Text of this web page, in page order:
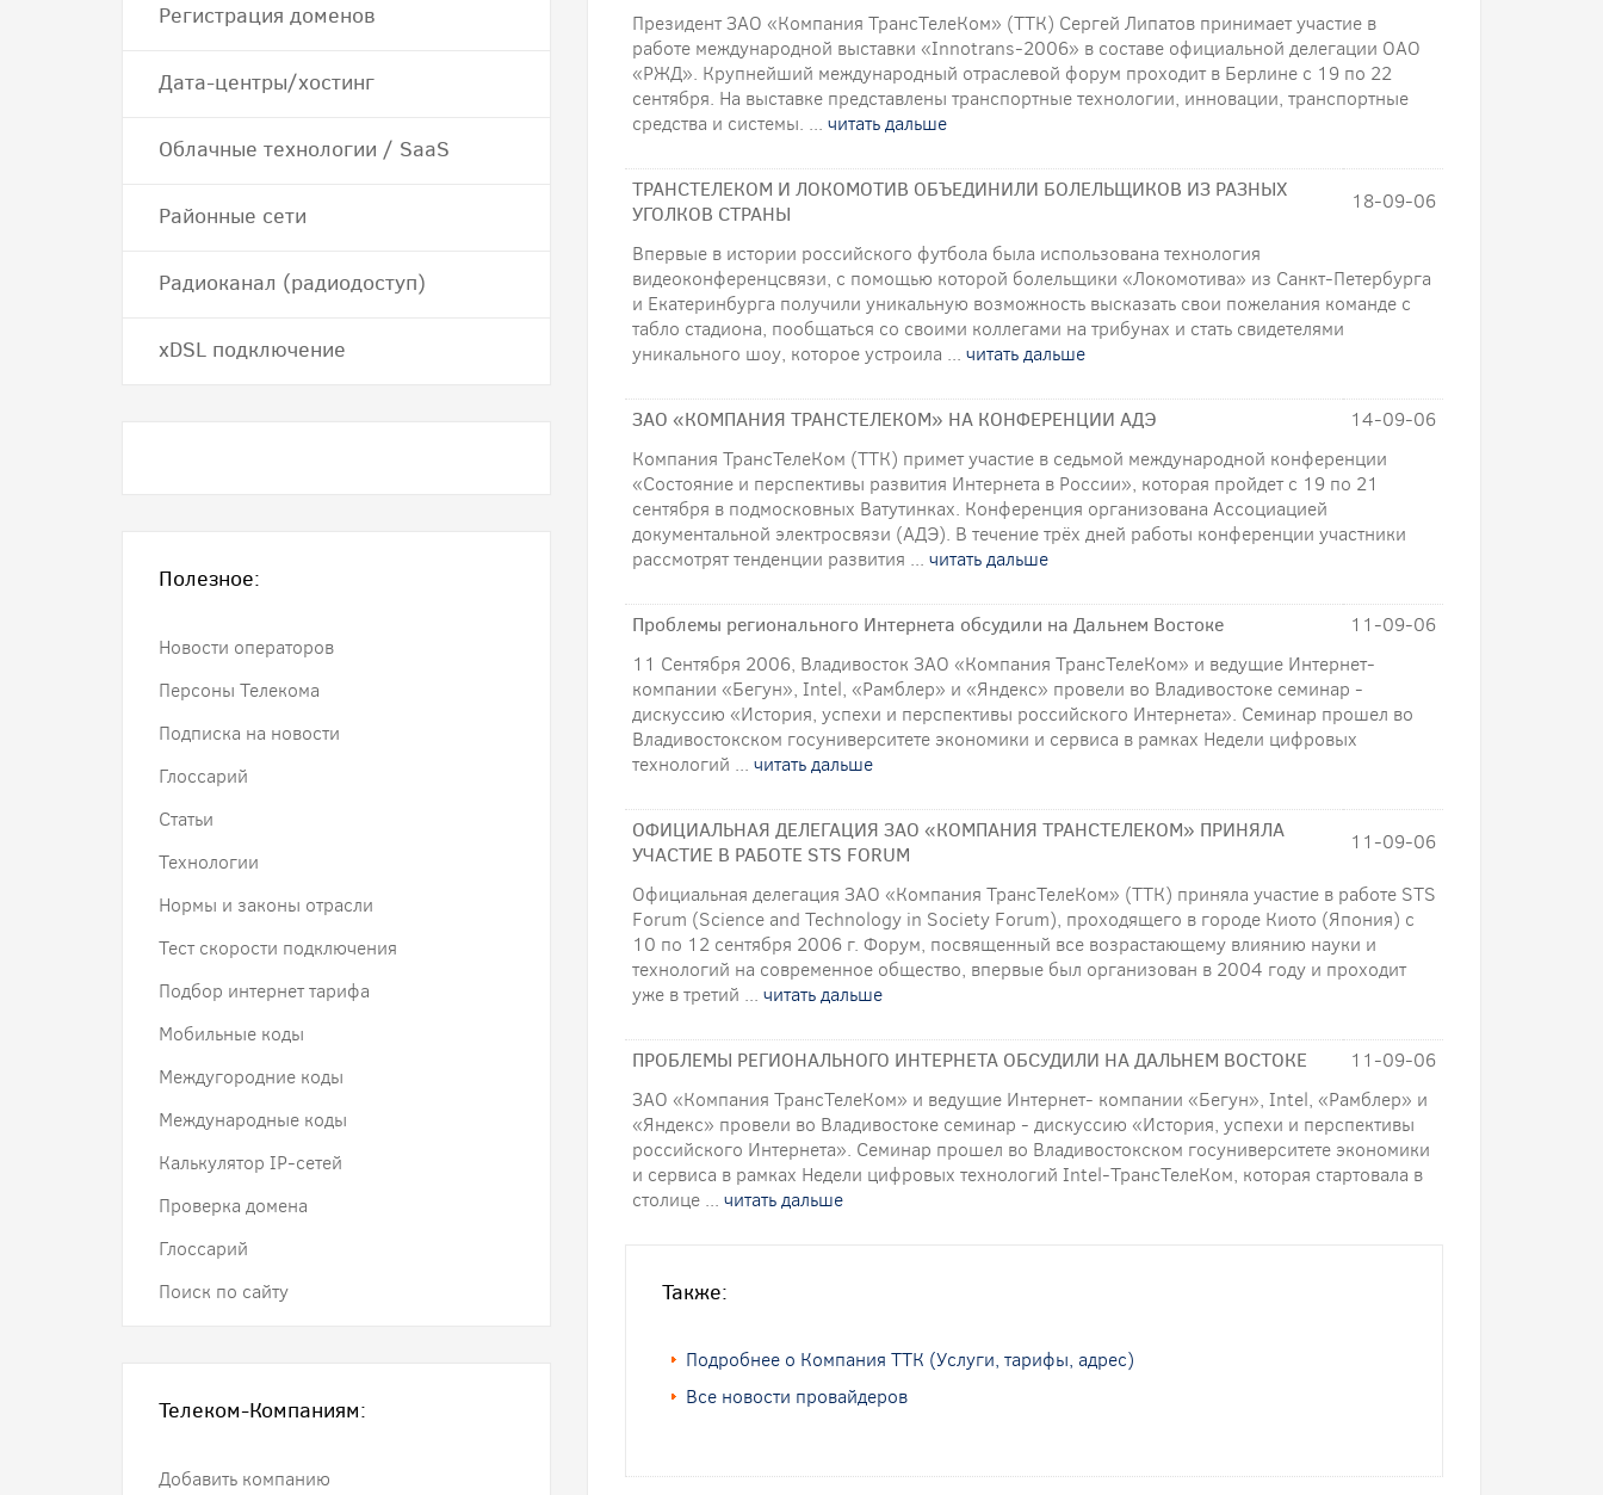
Президент ЗАО «Компания ТрансТелеКом» (ТТК) Сергей Липатов принимает участие в
работе международной выставки «Innotrans-2006» в составе официальной делегации ОАО
«РЖД». Крупнейший международный отраслевой форум проходит в Берлине с 19 по 22
сентября. На выставке представлены транспортные технологии, инновации, транспортные
средства и системы. ... читать дальше
ТРАНСТЕЛЕКОМ И ЛОКОМОТИВ ОБЪЕДИНИЛИ БОЛЕЛЬЩИКОВ ИЗ РАЗНЫХ
УГОЛКОВ СТРАНЫ
18-09-06
Впервые в истории российского футбола была использована технология
видеоконференцсвязи, с помощью которой болельщики «Локомотива» из Санкт-Петербурга
и Екатеринбурга получили уникальную возможность высказать свои пожелания команде с
табло стадиона, пообщаться со своими коллегами на трибунах и стать свидетелями
уникального шоу, которое устроила ... читать дальше
ЗАО «КОМПАНИЯ ТРАНСТЕЛЕКОМ» НА КОНФЕРЕНЦИИ АДЭ
14-09-06
Компания ТрансТелеКом (ТТК) примет участие в седьмой международной конференции
«Состояние и перспективы развития Интернета в России», которая пройдет с 19 по 21
сентября в подмосковных Ватутинках. Конференция организована Ассоциацией
документальной электросвязи (АДЭ). В течение трёх дней работы конференции участники
рассмотрят тенденции развития ... читать дальше
Проблемы регионального Интернета обсудили на Дальнем Востоке
11-09-06
11 Сентября 2006, Владивосток ЗАО «Компания ТрансТелеКом» и ведущие Интернет-
компании «Бегун», Intel, «Рамблер» и «Яндекс» провели во Владивостоке семинар -
дискуссию «История, успехи и перспективы российского Интернета». Семинар прошел во
Владивостокском госуниверситете экономики и сервиса в рамках Недели цифровых
технологий ... читать дальше
ОФИЦИАЛЬНАЯ ДЕЛЕГАЦИЯ ЗАО «КОМПАНИЯ ТРАНСТЕЛЕКОМ» ПРИНЯЛА
УЧАСТИЕ В РАБОТЕ STS FORUM
11-09-06
Официальная делегация ЗАО «Компания ТрансТелеКом» (ТТК) приняла участие в работе STS
Forum (Science and Technology in Society Forum), проходящего в городе Киото (Япония) с
10 по 12 сентября 2006 г. Форум, посвященный все возрастающему влиянию науки и
технологий на современное общество, впервые был организован в 2004 году и проходит
уже в третий ... читать дальше
ПРОБЛЕМЫ РЕГИОНАЛЬНОГО ИНТЕРНЕТА ОБСУДИЛИ НА ДАЛЬНЕМ ВОСТОКЕ
11-09-06
ЗАО «Компания ТрансТелеКом» и ведущие Интернет- компании «Бегун», Intel, «Рамблер» и
«Яндекс» провели во Владивостоке семинар - дискуссию «История, успехи и перспективы
российского Интернета». Семинар прошел во Владивостокском госуниверситете экономики
и сервиса в рамках Недели цифровых технологий Intel-ТрансТелеКом, которая стартовала в
столице ... читать дальше
Также:
Подробнее о Компания ТТК (Услуги, тарифы, адрес)
Все новости провайдеров
Регистрация доменов
Дата-центры/хостинг
Облачные технологии / SaaS
Районные сети
Радиоканал (радиодоступ)
хDSL подключение
Полезное:
Новости операторов
Персоны Телекома
Подписка на новости
Глоссарий
Статьи
Технологии
Нормы и законы отрасли
Тест скорости подключения
Подбор интернет тарифа
Мобильные коды
Междугородние коды
Международные коды
Калькулятор IP-сетей
Проверка домена
Глоссарий
Поиск по сайту
Телеком-Компаниям:
Добавить компанию